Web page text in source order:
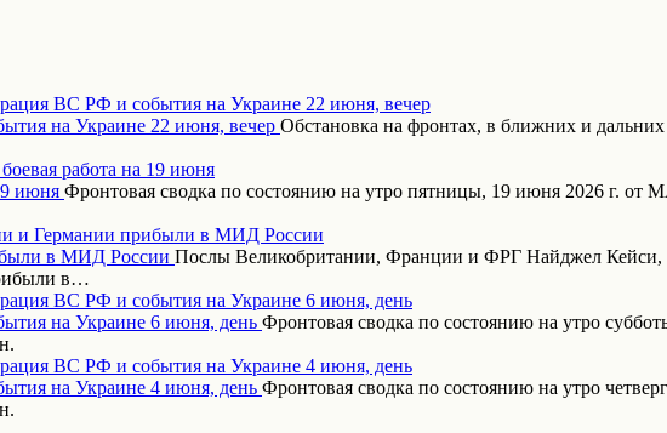
ВС РФ и события на Украине 22 июня, вечер
Обстановка на фронтах, в ближних и дальних
работа на 19 июня
Фронтовая сводка по состоянию на утро пятницы, 19 июня 2026 г. от
и Германии прибыли в МИД России
Послы Великобритании, Франции и ФРГ Найджел Кейси,
в…
ВС РФ и события на Украине 6 июня, день
Фронтовая сводка по состоянию на утро
ВС РФ и события на Украине 4 июня, день
Фронтовая сводка по состоянию на утро